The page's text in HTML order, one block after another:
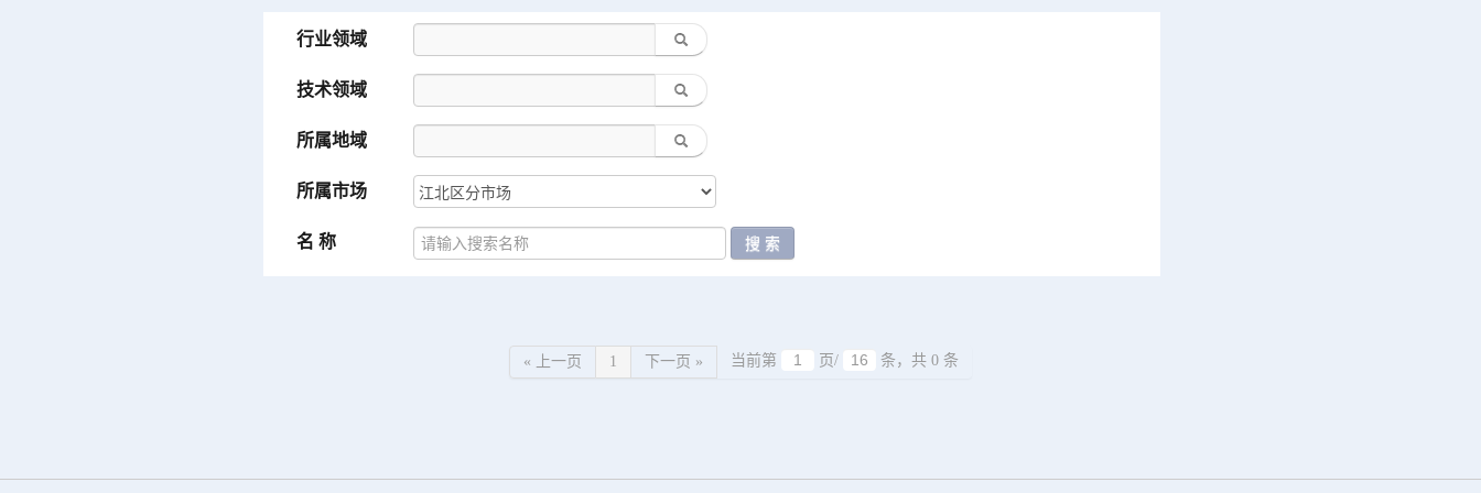
行业领域
技术领域
所属地域
所属市场
名 称
« 上一页 1 下一页 » 当前第 页/ 条，共 0 条